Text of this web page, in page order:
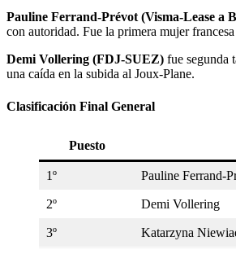
Pauline Ferrand‑Prévot (Visma‑Lease a
con autoridad. Fue la primera mujer
Demi Vollering (FDJ‑SUEZ) fue segunda
una caída en la subida al Joux‑Plane.
Clasificación Final General
Puesto
1º Pauline
2º Demi Vollering
3º Katarzyna